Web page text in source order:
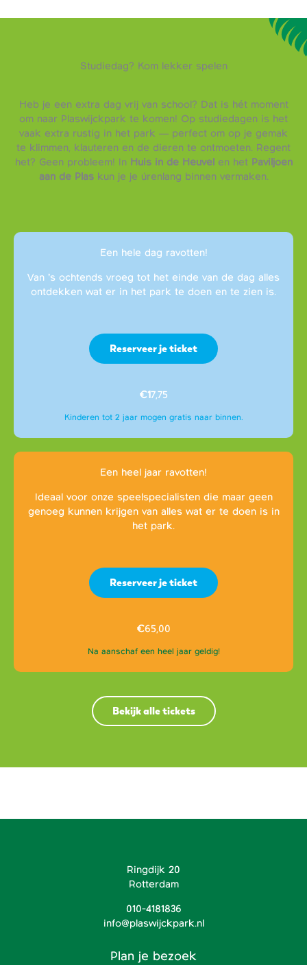
Studiedag? Kom lekker spelen
Heb je een extra dag vrij van school? Dat is hét moment
om naar Plaswijckpark te komen! Op studiedagen is het
vaak extra rustig in het park — perfect om op je gemak
te klimmen, klauteren en de dieren te ontmoeten. Regent
het? Geen probleem! In Huis in de Heuvelen het Paviljoen
aan de Plaskun je je úrenlang binnen vermaken.
Een hele dag ravotten!
Van ’s ochtends vroeg tot het einde van de dag alles
ontdekken wat er in het park te doen en te zien is.
Reserveer je ticket
€17,75
Kinderen tot 2 jaar mogen gratis naar binnen.
Een heel jaar ravotten!
Ideaal voor onze speelspecialisten die maar geen
genoeg kunnen krijgen van alles wat er te doen is in
het park.
Reserveer je ticket
€65,00
Na aanschaf een heel jaar geldig!
Bekijk alle tickets
Ringdijk 20
Rotterdam
010-4181836
info@plaswijckpark.nl
Plan je bezoek